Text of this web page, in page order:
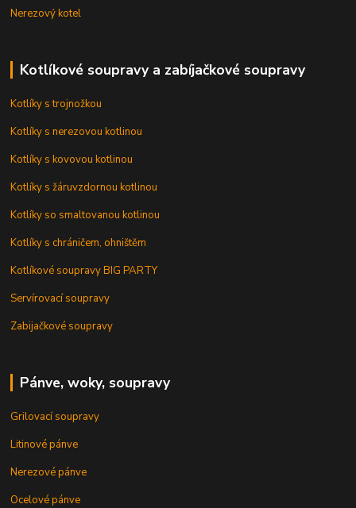
Nerezový kotel
Kotlíkové soupravy a zabíjačkové soupravy
Kotlíky s trojnožkou
Kotlíky s nerezovou kotlinou
Kotlíky s kovovou kotlinou
Kotlíky s žáruvzdornou kotlinou
Kotlíky so smaltovanou kotlinou
Kotlíky s chráničem, ohništěm
Kotlíkové soupravy BIG PARTY
Servírovací soupravy
Zabijačkové soupravy
Pánve, woky, soupravy
Grilovací soupravy
Litinové pánve
Nerezové pánve
Ocelové pánve